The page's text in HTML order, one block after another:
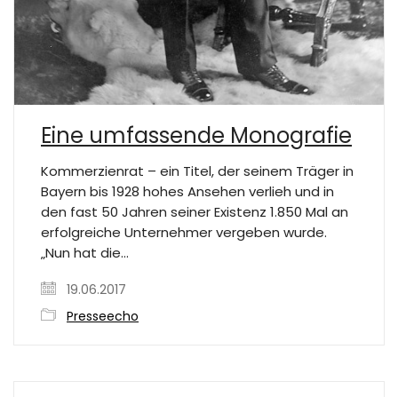
Eine umfassende Monografie
Kommerzienrat – ein Titel, der seinem Träger in
Bayern bis 1928 hohes Ansehen verlieh und in
den fast 50 Jahren seiner Existenz 1.850 Mal an
erfolgreiche Unternehmer vergeben wurde.
„Nun hat die…
19.06.2017
Presseecho